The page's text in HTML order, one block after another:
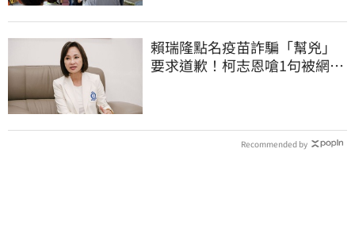
賴瑞隆點名疫苗詐騙「幫兇」
要求道歉！柯志恩嗆1句被網罵
Recommended by